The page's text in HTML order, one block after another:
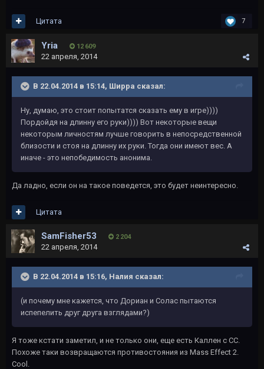
7
Цитата
Yria 12 609
22 апреля, 2014
В 22.04.2014 в 15:14, Ширра сказал:
Ну, думаю, это стоит попытатся сказать ему в игре))))
Пордойдя на длинну его руки)))) Вот некоторые вещи
некоторым личностям лучше говорить в непосредственной
близости и стоя на длинну их руки. Тогда они имеют вес. А
иначе - это непобедимость анонима.
Да ладно, если он на такое поведется, это будет неинтересно.
Цитата
SamFisher53 2 204
22 апреля, 2014
В 22.04.2014 в 15:16, Налия сказал:
(и почему мне кажется, что Дориан и Солас пытаются
испепелить друг друга взглядами?)
Я тоже кстати заметил, и не только они, еще есть Каллен с СС.
Похоже таки возвращаются противостояния из Mass Effect 2.
Cool.